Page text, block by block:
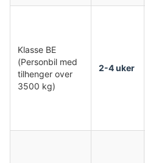
Klasse BE
(Personbil med
tilhenger over
3500 kg)
2-4 uker